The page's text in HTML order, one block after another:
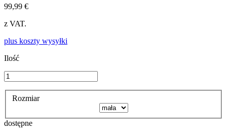
99,99 €
z VAT.
plus koszty wysyłki
Ilość
Rozmiar
dostępne